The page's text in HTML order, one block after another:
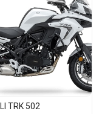
TRK 502